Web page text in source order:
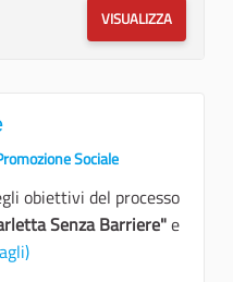
VISUALIZZA
Sociale
obiettivi del processo
Senza Barriere"e